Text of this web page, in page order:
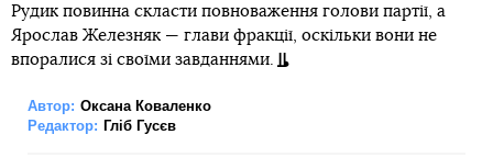
Рудик повинна скласти повноваження голови партії, а
Ярослав Железняк — глави фракції, оскільки вони не
впоралися зі своїми завданнями.
Автор: Оксана Коваленко
Редактор: Гліб Гусєв